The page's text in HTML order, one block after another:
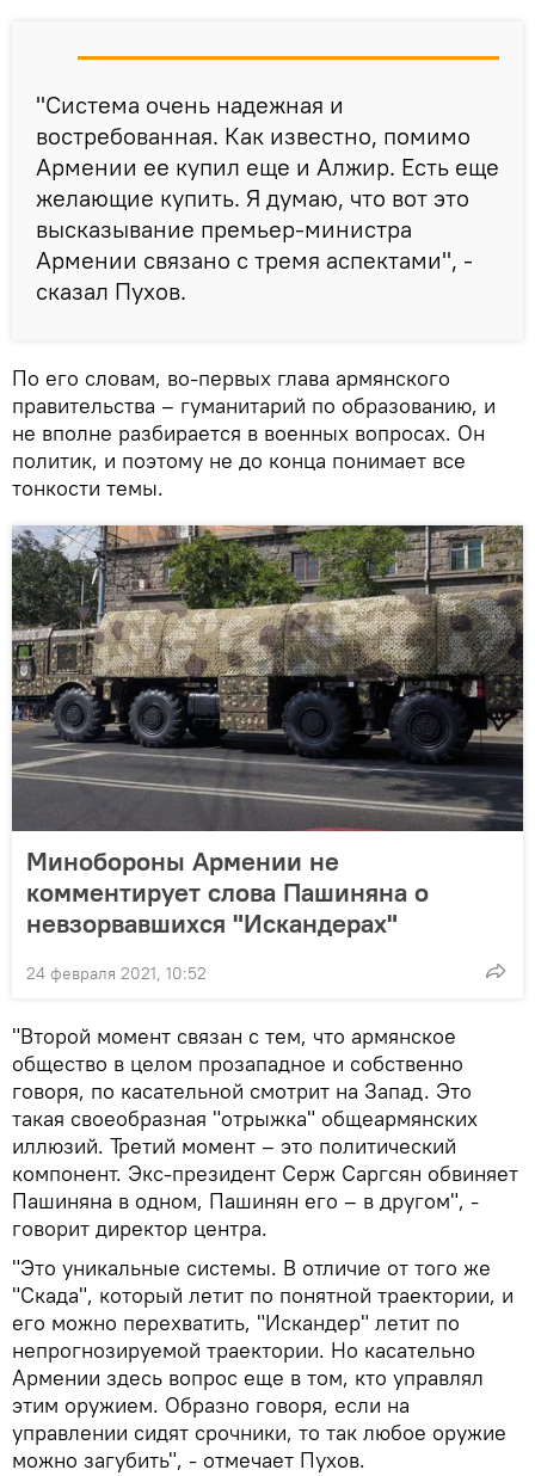
"Система очень надежная и
востребованная. Как известно, помимо
Армении ее купил еще и Алжир. Есть еще
желающие купить. Я думаю, что вот это
высказывание премьер-министра
Армении связано с тремя аспектами", -
сказал Пухов.
По его словам, во-первых глава армянского
правительства – гуманитарий по образованию, и
не вполне разбирается в военных вопросах. Он
политик, и поэтому не до конца понимает все
тонкости темы.
Минобороны Армении не
комментирует слова Пашиняна о
невзорвавшихся "Искандерах"
24 февраля 2021, 10:52
"Второй момент связан с тем, что армянское
общество в целом прозападное и собственно
говоря, по касательной смотрит на Запад. Это
такая своеобразная "отрыжка" общеармянских
иллюзий. Третий момент – это политический
компонент. Экс-президент Серж Саргсян обвиняет
Пашиняна в одном, Пашинян его – в другом", -
говорит директор центра.
"Это уникальные системы. В отличие от того же
"Скада", который летит по понятной траектории, и
его можно перехватить, "Искандер" летит по
непрогнозируемой траектории. Но касательно
Армении здесь вопрос еще в том, кто управлял
этим оружием. Образно говоря, если на
управлении сидят срочники, то так любое оружие
можно загубить", - отмечает Пухов.